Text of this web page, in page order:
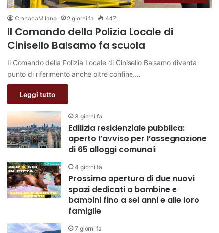
CronacaMilano 2 giorni fa 447
Il Comando della Polizia Locale di
Cinisello Balsamo fa scuola
Il Comando della Polizia Locale di Cinisello Balsamo diventa
punto di riferimento anche oltre confine.…
Leggi tutto
3 giorni fa
Edilizia residenziale pubblica:
aperto l’avviso per l’assegnazione
di 65 alloggi comunali
4 giorni fa
Prossima apertura di due nuovi
spazi dedicati a bambine e
bambini fino a sei anni e alle loro
famiglie
7 giorni fa